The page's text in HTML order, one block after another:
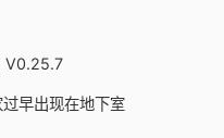
V0.25.7
早出现在地下室